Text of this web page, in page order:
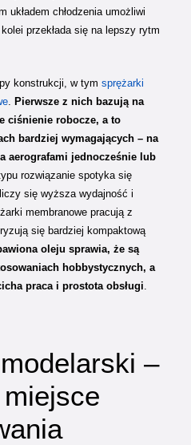
chłodzenia umożliwi
przekłada się na lepszy rytm
konstrukcji, w tym sprężarki
. Pierwsze z nich bazują na
ciśnienie robocze, a to
bardziej wymagających – na
aerografami jednocześnie lub
rozwiązanie spotyka się
się wyższa wydajność i
membranowe pracują z
się bardziej kompaktową
oleju sprawia, że są
hobbystycznych, a
praca i prostota obsługi.
–